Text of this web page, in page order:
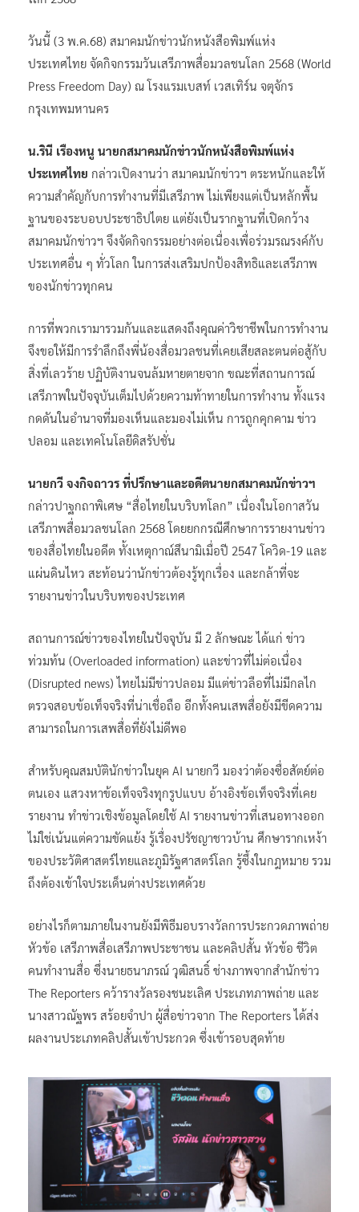
วันนี้ (3 พ.ค.68) สมาคมนักข่าวนักหนังสือพิมพ์แห่ง
ประเทศไทย จัดกิจกรรมวันเสรีภาพสื่อมวลชนโลก 2568 (World
Press Freedom Day) ณ โรงแรมเบสท์ เวสเทิร์น จตุจักร
กรุงเทพมหานคร
น.รินี เรืองหนู นายกสมาคมนักข่าวนักหนังสือพิมพ์แห่ง
ประเทศไทย กล่าวเปิดงานว่า สมาคมนักข่าวฯ ตระหนักและให้
ความสำคัญกับการทำงานที่มีเสรีภาพ ไม่เพียงแต่เป็นหลักพื้น
ฐานของระบอบประชาธิปไตย แต่ยังเป็นรากฐานที่เปิดกว้าง
สมาคมนักข่าวฯ จึงจัดกิจกรรมอย่างต่อเนื่องเพื่อร่วมรณรงค์กับ
ประเทศอื่น ๆ ทั่วโลก ในการส่งเสริมปกป้องสิทธิและเสรีภาพ
ของนักข่าวทุกคน
การที่พวกเรามารวมกันและแสดงถึงคุณค่าวิชาชีพในการทำงาน
จึงขอให้มีการรำลึกถึงพี่น้องสื่อมวลชนที่เคยเสียสละตนต่อสู้กับ
สิ่งที่เลวร้าย ปฏิบัติงานจนล้มหายตายจาก ขณะที่สถานการณ์
เสรีภาพในปัจจุบันเต็มไปด้วยความท้าทายในการทำงาน ทั้งแรง
กดดันในอำนาจที่มองเห็นและมองไม่เห็น การถูกคุกคาม ข่าว
ปลอม และเทคโนโลยีดิสรัปชั่น
นายกวี จงกิจถาวร ที่ปรึกษาและอดีตนายกสมาคมนักข่าวฯ
กล่าวปาฐกถาพิเศษ “สื่อไทยในบริบทโลก” เนื่องในโอกาสวัน
เสรีภาพสื่อมวลชนโลก 2568 โดยยกกรณีศึกษาการรายงานข่าว
ของสื่อไทยในอดีต ทั้งเหตุกาณ์สึนามิเมื่อปี 2547 โควิด-19 และ
แผ่นดินไหว สะท้อนว่านักข่าวต้องรู้ทุกเรื่อง และกล้าที่จะ
รายงานข่าวในบริบทของประเทศ
สถานการณ์ข่าวของไทยในปัจจุบัน มี 2 ลักษณะ ได้แก่ ข่าว
ท่วมท้น (Overloaded information) และข่าวที่ไม่ต่อเนื่อง
(Disrupted news) ไทยไม่มีข่าวปลอม มีแต่ข่าวลือที่ไม่มีกลไก
ตรวจสอบข้อเท็จจริงที่น่าเชื่อถือ อีกทั้งคนเสพสื่อยังมีขีดความ
สามารถในการเสพสื่อที่ยังไม่ดีพอ
สำหรับคุณสมบัตินักข่าวในยุค AI นายกวี มองว่าต้องซื่อสัตย์ต่อ
ตนเอง แสวงหาข้อเท็จจริงทุกรูปแบบ อ้างอิงข้อเท็จจริงที่เคย
รายงาน ทำข่าวเชิงข้อมูลโดยใช้ AI รายงานข่าวที่เสนอทางออก
ไม่ใช่เน้นแต่ความขัดแย้ง รู้เรื่องปรัชญาชาวบ้าน ศึกษารากเหง้า
ของประวัติศาสตร์ไทยและภูมิรัฐศาสตร์โลก รู้ซึ้งในกฎหมาย รวม
ถึงต้องเข้าใจประเด็นต่างประเทศด้วย
อย่างไรก็ตามภายในงานยังมีพิธีมอบรางวัลการประกวดภาพถ่าย
หัวข้อ เสรีภาพสื่อเสรีภาพประชาชน และคลิปสั้น หัวข้อ ชีวิต
คนทำงานสื่อ ซึ่งนายธนาภรณ์ วุฒิสนธิ์ ช่างภาพจากสำนักข่าว
The Reporters คว้ารางวัลรองชนะเลิศ ประเภทภาพถ่าย และ
นางสาวณัฐพร สร้อยจำปา ผู้สื่อข่าวจาก The Reporters ได้ส่ง
ผลงานประเภทคลิปสั้นเข้าประกวด ซึ่งเข้ารอบสุดท้าย